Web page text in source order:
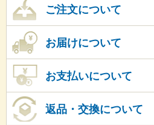
ご注文について
お届けについて
お支払いについて
返品・交換について